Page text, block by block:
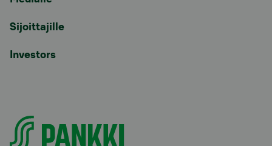
Sijoittajille
Investors